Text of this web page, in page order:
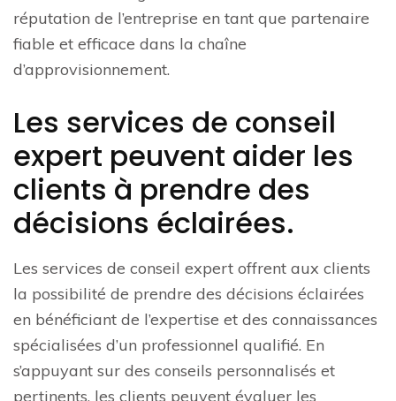
réputation de l’entreprise en tant que partenaire
fiable et efficace dans la chaîne
d’approvisionnement.
Les services de conseil
expert peuvent aider les
clients à prendre des
décisions éclairées.
Les services de conseil expert offrent aux clients
la possibilité de prendre des décisions éclairées
en bénéficiant de l’expertise et des connaissances
spécialisées d’un professionnel qualifié. En
s’appuyant sur des conseils personnalisés et
pertinents, les clients peuvent évaluer les